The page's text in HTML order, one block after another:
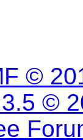
©
©